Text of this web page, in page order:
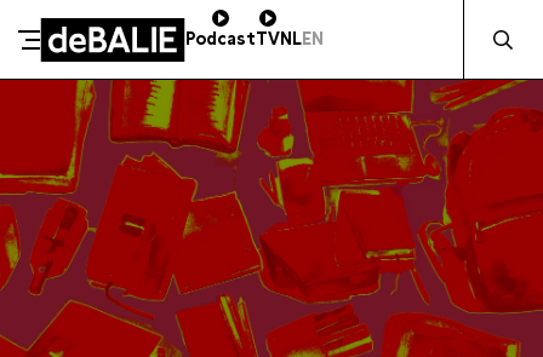
Meteen naar de content
De Balie
PodcastTVNLEN